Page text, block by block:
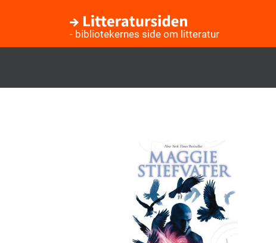
- bibliotekernes side om litteratur